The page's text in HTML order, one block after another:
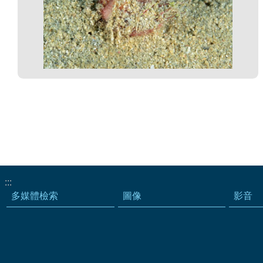
:::
多媒體檢索
圖像 影音